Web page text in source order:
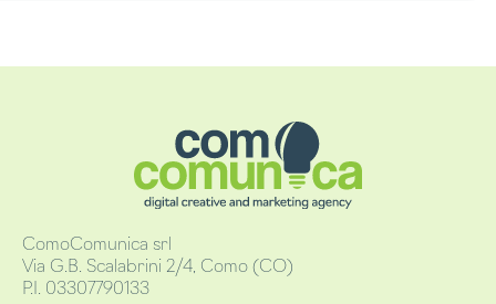
ComoComunica srl
Via G.B. Scalabrini 2/4, Como (CO)
P.I. 03307790133